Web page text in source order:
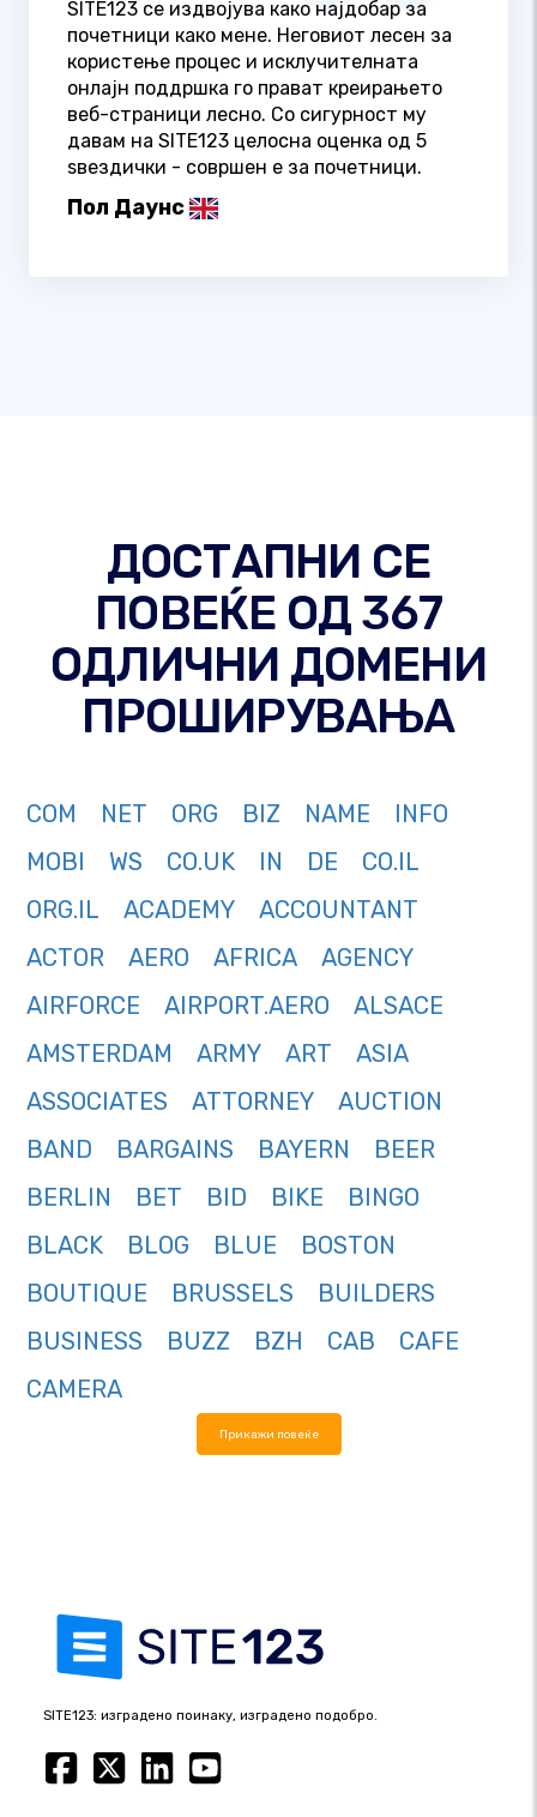
SITE123 се издвојува како најдобар за
почетници како мене. Неговиот лесен за
користење процес и исклучителната
онлајн поддршка го прават креирањето
веб-страници лесно. Со сигурност му
давам на SITE123 целосна оценка од 5
ѕвездички - совршен е за почетници.
Пол Даунс
ДОСТАПНИ СЕ
ПОВЕЌЕ ОД 367
ОДЛИЧНИ ДОМЕНИ
ПРОШИРУВАЊА
COM NET ORG BIZ NAME
INFO
MOBI
WS CO.UK IN DE
CO.IL
ORG.IL
ACADEMY
ACCOUNTANT
ACTOR
AERO AFRICA
AGENCY
AIRFORCE
AIRPORT.AERO
ALSACE
AMSTERDAM
ARMY ART
ASIA
ASSOCIATES
ATTORNEY
AUCTION
BAND
BARGAINS BAYERN
BEER
BERLIN
BET BID BIKE
BINGO
BLACK
BLOG BLUE
BOSTON
BOUTIQUE
BRUSSELS
BUILDERS
BUSINESS
BUZZ BZH CAB
CAFE
CAMERA
Прикажи повеќе
SITE123: изградено поинаку, изградено подобро.